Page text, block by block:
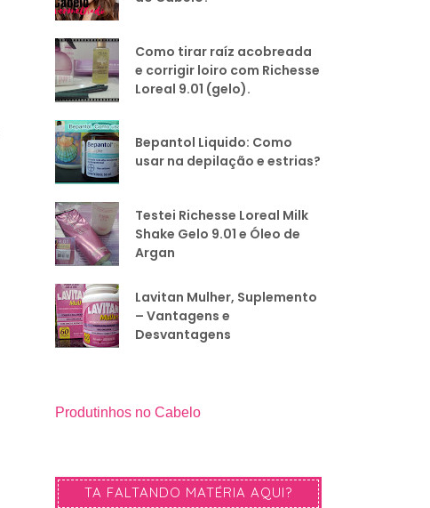
Como tirar raíz acobreada
e corrigir loiro com Richesse
Loreal 9.01 (gelo).
Bepantol Liquido: Como
usar na depilação e estrias?
Testei Richesse Loreal Milk
Shake Gelo 9.01 e Óleo de
Argan
Lavitan Mulher, Suplemento
– Vantagens e
Desvantagens
Produtinhos no Cabelo
TA FALTANDO MATÉRIA AQUI?